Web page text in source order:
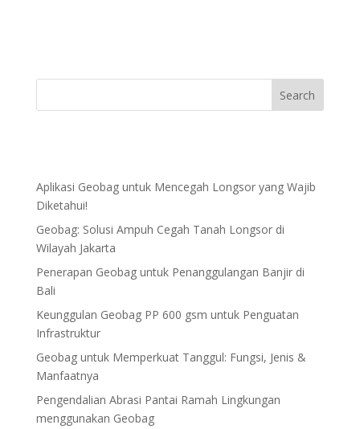
Aplikasi Geobag untuk Mencegah Longsor yang Wajib
Diketahui!
Geobag: Solusi Ampuh Cegah Tanah Longsor di
Wilayah Jakarta
Penerapan Geobag untuk Penanggulangan Banjir di
Bali
Keunggulan Geobag PP 600 gsm untuk Penguatan
Infrastruktur
Geobag untuk Memperkuat Tanggul: Fungsi, Jenis &
Manfaatnya
Pengendalian Abrasi Pantai Ramah Lingkungan
menggunakan Geobag